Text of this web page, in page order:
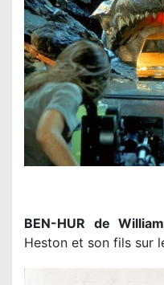
BEN-HUR de
Heston et son fils sur